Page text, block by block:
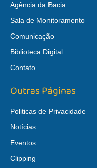
Agência da Bacia
Sala de Monitoramento
Comunicação
Biblioteca Digital
Contato
Outras Páginas
Politicas de Privacidade
Notícias
Eventos
Clipping